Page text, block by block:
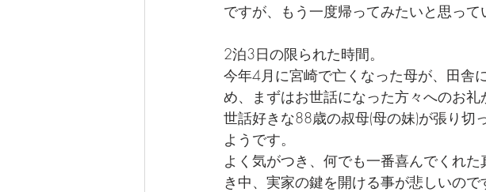
ですが、もう一度帰ってみたいと思って
2泊3日の限られた時間。
今年4月に宮崎で亡くなった母が、田舎
め、まずはお世話になった方々へのお礼
世話好きな88歳の叔母(母の妹)が張り切
ようです。
よく気がつき、何でも一番喜んでくれ
き中、実家の鍵を開ける事が悲しいの